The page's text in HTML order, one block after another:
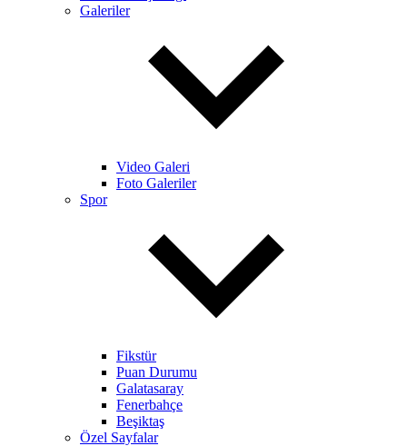
Galeriler
Video Galeri
Foto Galeriler
Spor
Fikstür
Puan Durumu
Galatasaray
Fenerbahçe
Beşiktaş
Özel Sayfalar